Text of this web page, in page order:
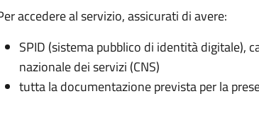
accedere al servizio, assicurati di avere:
SPID (sistema pubblico di identità digitale),
nazionale dei servizi (CNS)
tutta la documentazione prevista per la